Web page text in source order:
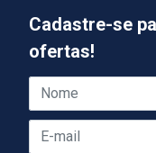
Cadastre-se
ofertas!